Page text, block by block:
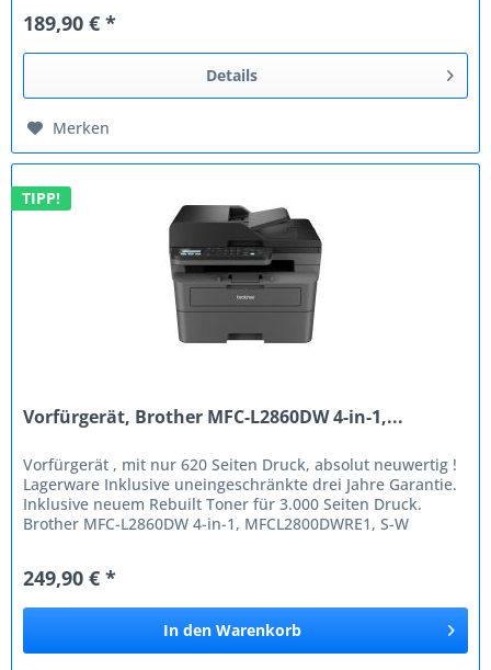
189,90 € *
Details
Merken
TIPP!
Vorfürgerät, Brother MFC-L2860DW 4-in-1,...
Vorfürgerät , mit nur 620 Seiten Druck, absolut neuwertig !
Lagerware Inklusive uneingeschränkte drei Jahre Garantie.
Inklusive neuem Rebuilt Toner für 3.000 Seiten Druck.
Brother MFC-L2860DW 4-in-1, MFCL2800DWRE1, S-W
249,90 € *
In den Warenkorb